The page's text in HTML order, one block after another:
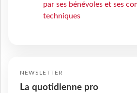
par ses bénévoles et ses
techniques
NEWSLETTER
La quotidienne pro